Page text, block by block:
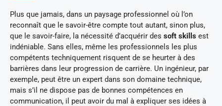
Plus que jamais, dans un paysage professionnel où l’on
reconnaît que le savoir-être compte tout autant, sinon plus,
que le savoir-faire, la nécessité d’acquérir des soft skills est
indéniable. Sans elles, même les professionnels les plus
compétents techniquement risquent de se heurter à des
barrières dans leur progression de carrière. Un ingénieur, par
exemple, peut être un expert dans son domaine technique,
mais s’il ne dispose pas de bonnes compétences en
communication, il peut avoir du mal à expliquer ses idées à